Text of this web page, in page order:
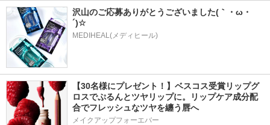
沢山のご応募ありがとうございました(｀・ω・
´)☆
MEDIHEAL(メディヒール)
【30名様にプレゼント！】ベスコス受賞リップグ
ロスでぷるんとツヤリップに。リップケア成分配
合でフレッシュなツヤを纏う唇へ
メイクアップフォーエバー